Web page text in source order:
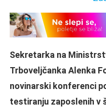
Sekretarka na
Trboveljčanka Alenka
novinarski konferenci
testiranju zaposlenih v